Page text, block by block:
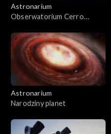
Astronarium
Obserwatorium Cerro
Astronarium
Narodziny planet